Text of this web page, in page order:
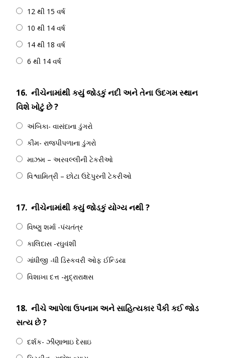
12 થી 15 વર્ષ
10 થી 14 વર્ષ
14 થી 18 વર્ષ
6 થી 14 વર્ષ
16. નીચેનામાંથી કયું જોડકું નદી અને તેના ઉદગમ સ્થાન
વિશે ખોટું છે ?
અંબિકા- વાસંદાના ડુંગરો
કીમ- રાજપીપળાના ડુંગરો
માઝમ – અરવલ્લીની ટેકરીઓ
વિશ્વામિત્રી – છોટા ઉદેપુરની ટેકરીઓ
17. નીચેનામાંથી કયું જોડકું યોગ્ય નથી ?
વિષ્ણુ શર્મા -પંચતંત્ર
કાલિદાસ -રઘુવંશી
ગાંધીજી -ધી ડિસ્કવરી ઓફ ઈન્ડિયા
વિશાખા દત્ત -મુદ્રારાક્ષસ
18. નીચે આપેલા ઉપનામ અને સાહિત્યકાર પૈકી કઈ જોડ
સત્ય છે ?
દર્શક- ઝીણાભાઇ દેસાઇ